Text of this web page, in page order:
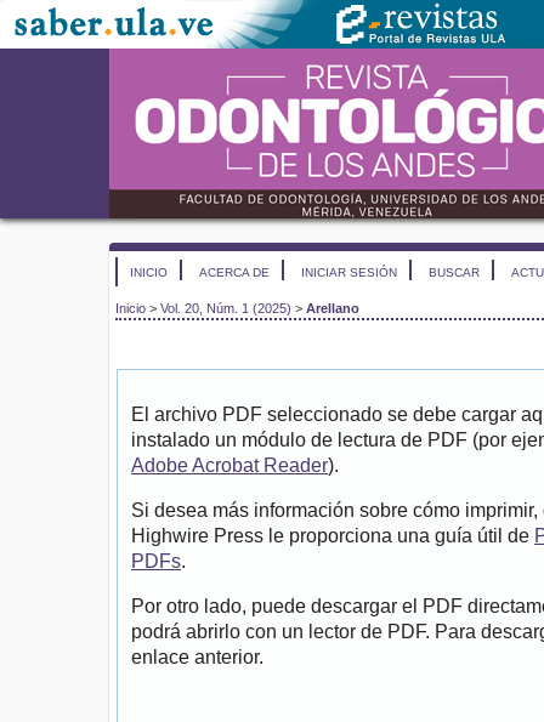
INICIO ACERCA DE INICIAR SESIÓN BUSCAR
Inicio > Vol. 20, Núm. 1 (2025) > Arellano
El archivo PDF seleccionado se debe cargar
instalado un módulo de lectura de PDF (por
Adobe Acrobat Reader).
Si desea más información sobre cómo
Highwire Press le proporciona una guía útil de
PDFs.
Por otro lado, puede descargar el PDF
podrá abrirlo con un lector de PDF. Para
enlace anterior.